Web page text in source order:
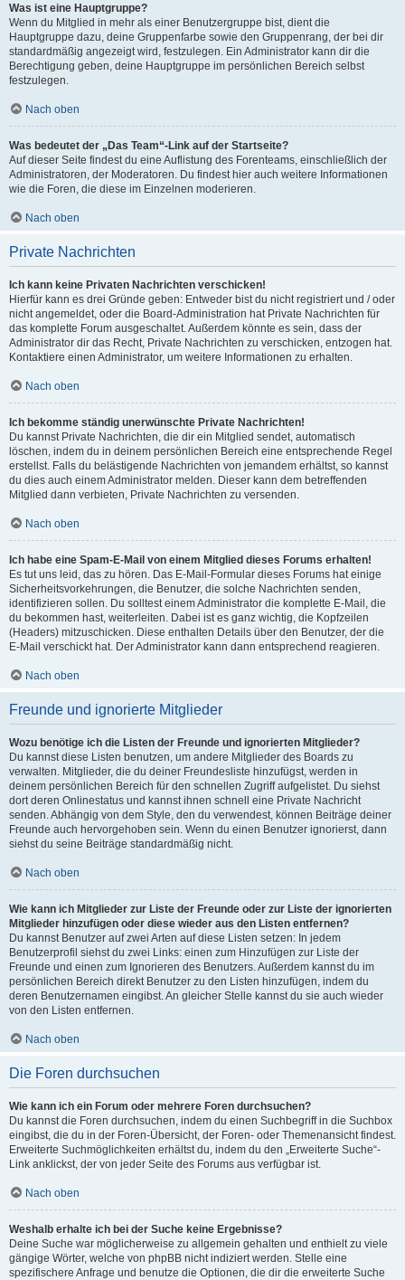
Was ist eine Hauptgruppe?
Wenn du Mitglied in mehr als einer Benutzergruppe bist, dient die
Hauptgruppe dazu, deine Gruppenfarbe sowie den Gruppenrang, der bei dir
standardmäßig angezeigt wird, festzulegen. Ein Administrator kann dir die
Berechtigung geben, deine Hauptgruppe im persönlichen Bereich selbst
festzulegen.
Nach oben
Was bedeutet der „Das Team“-Link auf der Startseite?
Auf dieser Seite findest du eine Auflistung des Forenteams, einschließlich der
Administratoren, der Moderatoren. Du findest hier auch weitere Informationen
wie die Foren, die diese im Einzelnen moderieren.
Nach oben
Private Nachrichten
Ich kann keine Privaten Nachrichten verschicken!
Hierfür kann es drei Gründe geben: Entweder bist du nicht registriert und / oder
nicht angemeldet, oder die Board-Administration hat Private Nachrichten für
das komplette Forum ausgeschaltet. Außerdem könnte es sein, dass der
Administrator dir das Recht, Private Nachrichten zu verschicken, entzogen hat.
Kontaktiere einen Administrator, um weitere Informationen zu erhalten.
Nach oben
Ich bekomme ständig unerwünschte Private Nachrichten!
Du kannst Private Nachrichten, die dir ein Mitglied sendet, automatisch
löschen, indem du in deinem persönlichen Bereich eine entsprechende Regel
erstellst. Falls du belästigende Nachrichten von jemandem erhältst, so kannst
du dies auch einem Administrator melden. Dieser kann dem betreffenden
Mitglied dann verbieten, Private Nachrichten zu versenden.
Nach oben
Ich habe eine Spam-E-Mail von einem Mitglied dieses Forums erhalten!
Es tut uns leid, das zu hören. Das E-Mail-Formular dieses Forums hat einige
Sicherheitsvorkehrungen, die Benutzer, die solche Nachrichten senden,
identifizieren sollen. Du solltest einem Administrator die komplette E-Mail, die
du bekommen hast, weiterleiten. Dabei ist es ganz wichtig, die Kopfzeilen
(Headers) mitzuschicken. Diese enthalten Details über den Benutzer, der die
E-Mail verschickt hat. Der Administrator kann dann entsprechend reagieren.
Nach oben
Freunde und ignorierte Mitglieder
Wozu benötige ich die Listen der Freunde und ignorierten Mitglieder?
Du kannst diese Listen benutzen, um andere Mitglieder des Boards zu
verwalten. Mitglieder, die du deiner Freundesliste hinzufügst, werden in
deinem persönlichen Bereich für den schnellen Zugriff aufgelistet. Du siehst
dort deren Onlinestatus und kannst ihnen schnell eine Private Nachricht
senden. Abhängig von dem Style, den du verwendest, können Beiträge deiner
Freunde auch hervorgehoben sein. Wenn du einen Benutzer ignorierst, dann
siehst du seine Beiträge standardmäßig nicht.
Nach oben
Wie kann ich Mitglieder zur Liste der Freunde oder zur Liste der ignorierten
Mitglieder hinzufügen oder diese wieder aus den Listen entfernen?
Du kannst Benutzer auf zwei Arten auf diese Listen setzen: In jedem
Benutzerprofil siehst du zwei Links: einen zum Hinzufügen zur Liste der
Freunde und einen zum Ignorieren des Benutzers. Außerdem kannst du im
persönlichen Bereich direkt Benutzer zu den Listen hinzufügen, indem du
deren Benutzernamen eingibst. An gleicher Stelle kannst du sie auch wieder
von den Listen entfernen.
Nach oben
Die Foren durchsuchen
Wie kann ich ein Forum oder mehrere Foren durchsuchen?
Du kannst die Foren durchsuchen, indem du einen Suchbegriff in die Suchbox
eingibst, die du in der Foren-Übersicht, der Foren- oder Themenansicht findest.
Erweiterte Suchmöglichkeiten erhältst du, indem du den „Erweiterte Suche“-
Link anklickst, der von jeder Seite des Forums aus verfügbar ist.
Nach oben
Weshalb erhalte ich bei der Suche keine Ergebnisse?
Deine Suche war möglicherweise zu allgemein gehalten und enthielt zu viele
gängige Wörter, welche von phpBB nicht indiziert werden. Stelle eine
spezifischere Anfrage und benutze die Optionen, die dir die erweiterte Suche